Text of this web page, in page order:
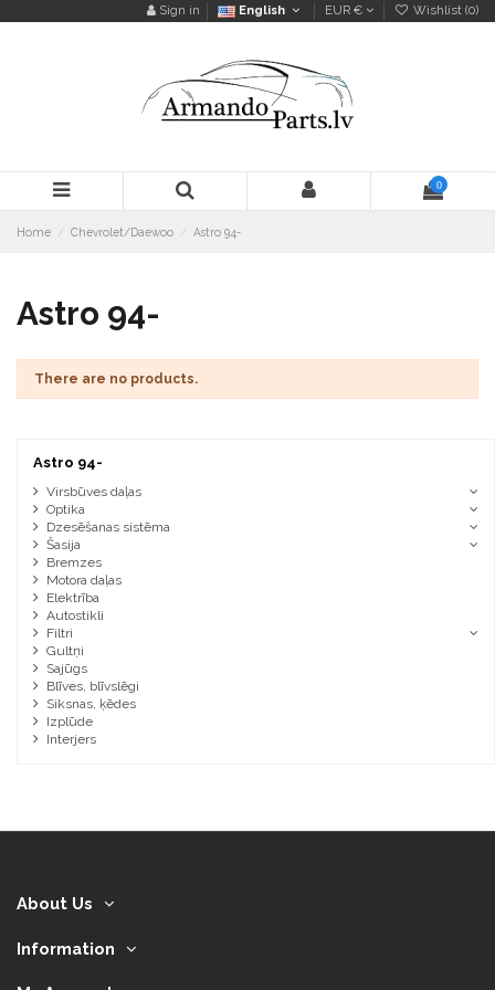
Sign in English EUR € Wishlist (0)
0
Home Chevrolet/Daewoo Astro 94-
Astro 94-
There are no products.
Astro 94-
Virsbūves daļas
Optika
Dzesēšanas sistēma
Šasija
Bremzes
Motora daļas
Elektrība
Autostikli
Filtri
Gultņi
Sajūgs
Blīves, blīvslēgi
Siksnas, ķēdes
Izplūde
Interjers
About Us
Information